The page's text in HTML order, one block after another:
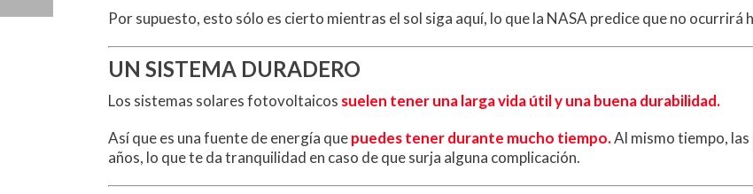
Por supuesto, esto sólo es cierto mientras el sol siga aquí, lo que la NASA predice que no ocurrirá
UN SISTEMA DURADERO
Los sistemas solares fotovoltaicos suelen tener una larga vida útil y una buena durabilidad.
Así que es una fuente de energía quepuedes tener durante mucho tiempo.Al mismo tiempo,
años, lo que te da tranquilidad en caso de que surja alguna complicación.